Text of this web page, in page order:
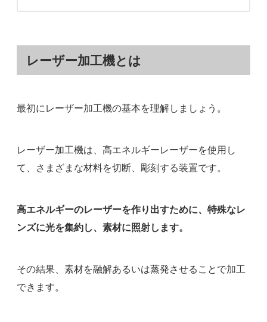
レーザー加工機とは
最初にレーザー加工機の基本を理解しましょう。
レーザー加工機は、高エネルギーレーザーを使用し
て、さまざまな材料を切断、彫刻する装置です。
高エネルギーのレーザーを作り出すために、特殊なレ
ンズに光を集約し、素材に照射します。
その結果、素材を融解あるいは蒸発させることで加工
できます。